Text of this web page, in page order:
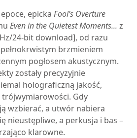
epicka Fool’s Overture
Even in the Quietest Moments... z
24-bit download], od razu
brzmieniem
pogłosem akustycznym.
zostały precyzyjnie
holograficzną jakość,
Gdy
wzbierać, a utwór nabiera
nieustępliwe, a perkusja i bas –
klarowne.